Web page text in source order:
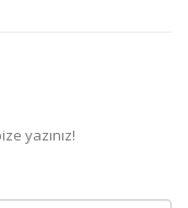
yazınız!